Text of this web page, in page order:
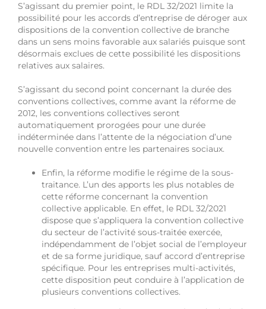
S’agissant du premier point, le RDL 32/2021 limite la
possibilité pour les accords d’entreprise de déroger aux
dispositions de la convention collective de branche
dans un sens moins favorable aux salariés puisque sont
désormais exclues de cette possibilité les dispositions
relatives aux salaires.
S’agissant du second point concernant la durée des
conventions collectives, comme avant la réforme de
2012, les conventions collectives seront
automatiquement prorogées pour une durée
indéterminée dans l’attente de la négociation d’une
nouvelle convention entre les partenaires sociaux.
Enfin, la réforme modifie le régime de la sous-
traitance. L’un des apports les plus notables de
cette réforme concernant la convention
collective applicable. En effet, le RDL 32/2021
dispose que s’appliquera la convention collective
du secteur de l’activité sous-traitée exercée,
indépendamment de l’objet social de l’employeur
et de sa forme juridique, sauf accord d’entreprise
spécifique. Pour les entreprises multi-activités,
cette disposition peut conduire à l’application de
plusieurs conventions collectives.